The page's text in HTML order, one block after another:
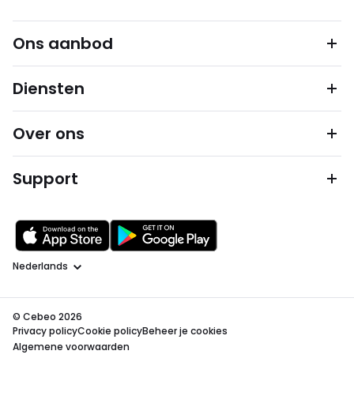
Ons aanbod
Diensten
Over ons
Support
Taal
© Cebeo 2026
Privacy policyCookie policyBeheer je cookies
Algemene voorwaarden